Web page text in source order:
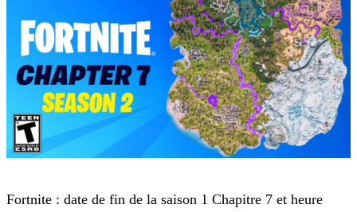
Fortnite : date de fin de la saison 1 Chapitre 7 et heure